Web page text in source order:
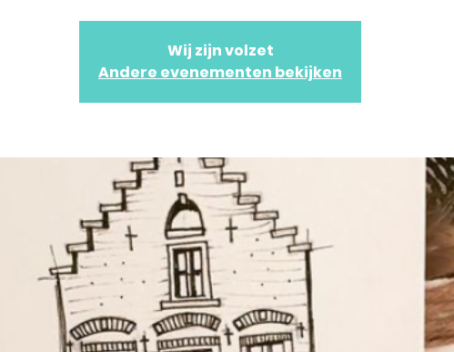
Wij zijn volzet
Andere evenementen bekijken